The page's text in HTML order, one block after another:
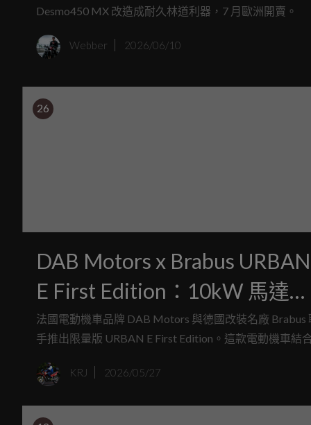
Desmo450 MX 改造成耐久林道利器，7 月歐洲開賣。
Webber 2026/06/10
26
DAB Motors x Brabus URBAN
E First Edition：10kW 馬達、
130km/h 極速，限量電動機車
售價約 NT$450,000
法國電動機車品牌 DAB Motors 與德國改裝名廠 Brabus
手推出限量版 URBAN E First Edition。這款電動機車結
時，續航里程約 120 公里，售價約 NT$450,000，定位
KRJ 2026/05/27